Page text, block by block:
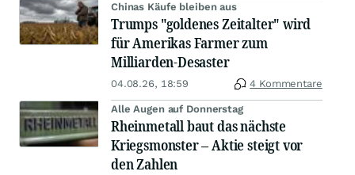
Chinas Käufe bleiben aus
Trumps "goldenes Zeitalter" wird
für Amerikas Farmer zum
Milliarden-Desaster
04.08.26, 18:59 4 Kommentare
Alle Augen auf Donnerstag
Rheinmetall baut das nächste
Kriegsmonster – Aktie steigt vor
den Zahlen